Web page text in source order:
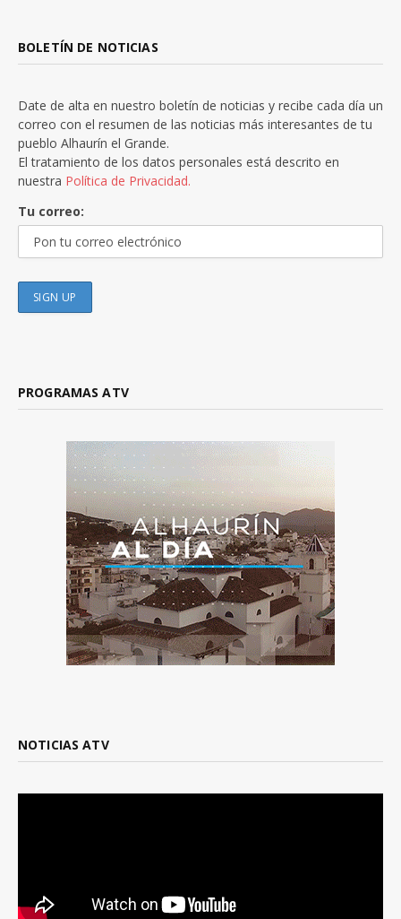
BOLETÍN DE NOTICIAS
Date de alta en nuestro boletín de noticias y recibe cada día un
correo con el resumen de las noticias más interesantes de tu
pueblo Alhaurín el Grande.
El tratamiento de los datos personales está descrito en
nuestra Política de Privacidad.
Tu correo:
PROGRAMAS ATV
NOTICIAS ATV